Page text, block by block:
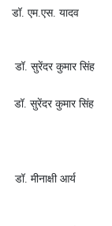
डॉ. एम.एस. यादव
डॉ. सुरेंदर कुमार सिंह
डॉ. सुरेंदर कुमार सिंह
डॉ. मीनाक्षी आर्य